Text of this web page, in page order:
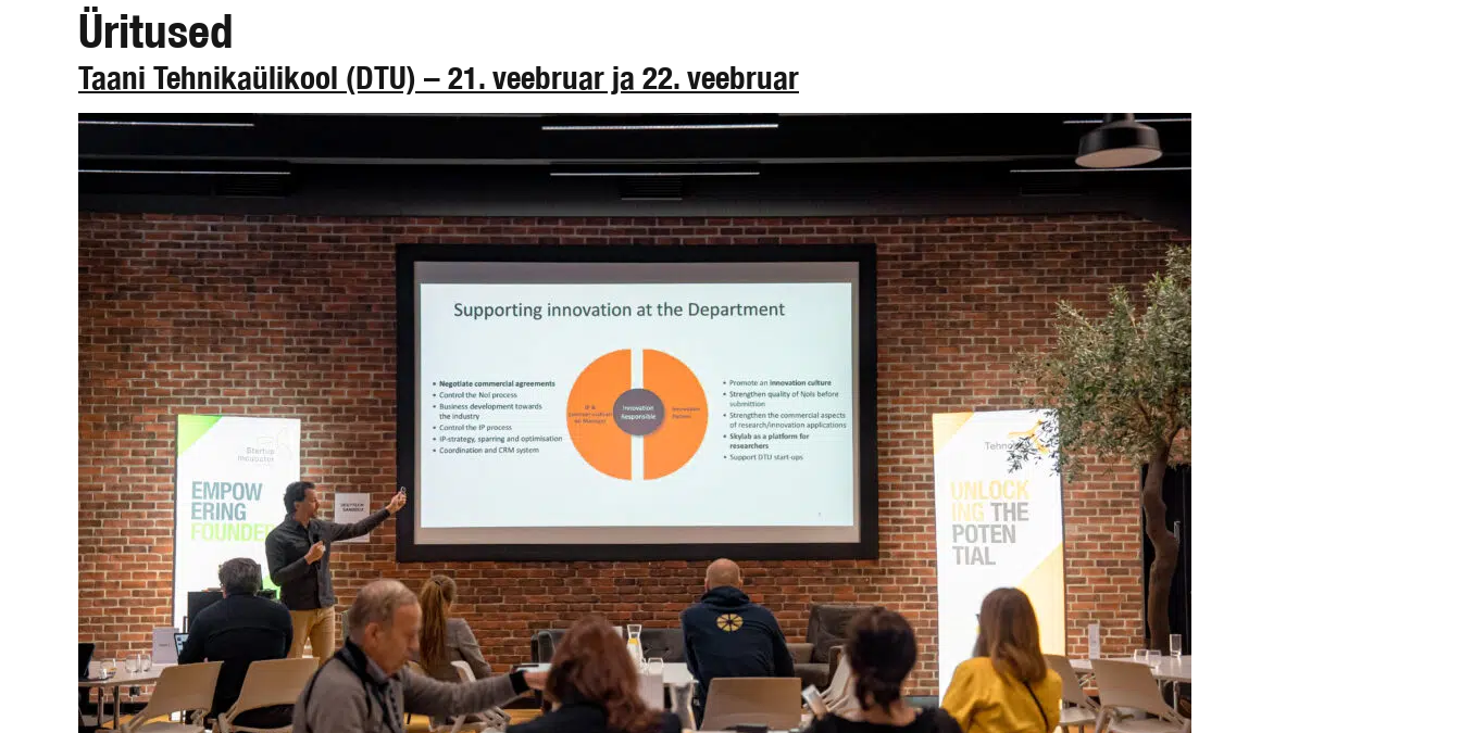
Üritused
Taani Tehnikaülikool (DTU) – 21. veebruar ja 22. veebruar